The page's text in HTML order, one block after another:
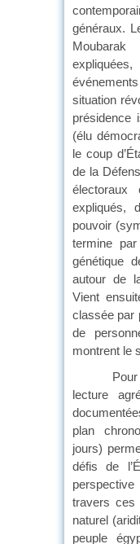
généraux.
situation
présidence
(élu
le coup
de la
électoraux
expliqués,
pouvoir
termine
génétique
autour de
Vient
classée par
de
montrent le
Pour
lecture
plan
jours)
défis de
travers ces
naturel
peuple